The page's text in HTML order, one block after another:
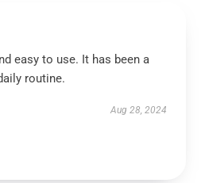
easy to use. It has been a
routine.
Aug 28, 2024